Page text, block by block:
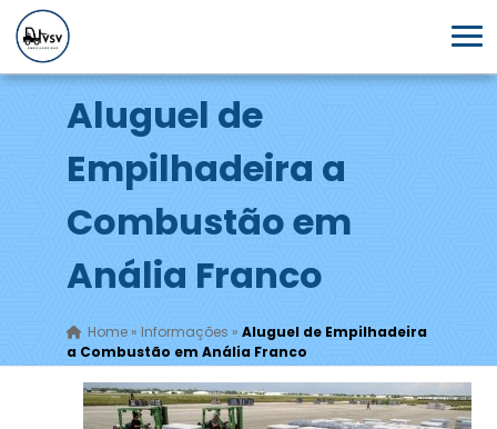
Aluguel de
Empilhadeira a
Combustão em
Anália Franco
Home» Informações » Aluguel de Empilhadeira
a Combustão em Anália Franco